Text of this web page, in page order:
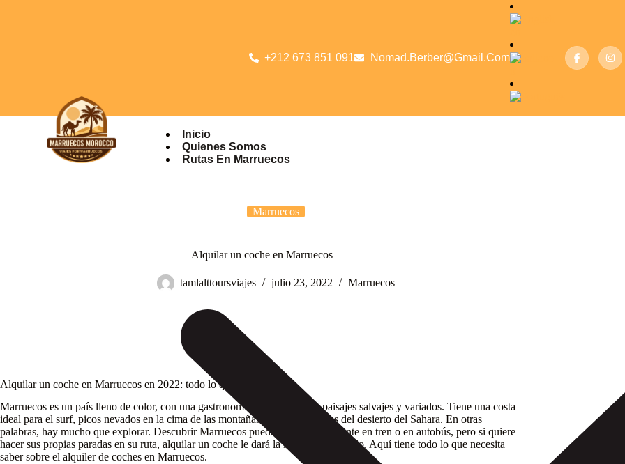
+212 673 851 091 Nomad.berber@gmail.com
Inicio
Quienes Somos
Rutas En Marruecos
Marruecos
Alquilar un coche en Marruecos
tamlalttoursviajes julio 23, 2022 Marruecos
Alquilar un coche en Marruecos en 2022: todo lo que debe saber
Marruecos es un país lleno de color, con una gastronomía sorprendente y paisajes salvajes y variados. Tiene una costa
ideal para el surf, picos nevados en la cima de las montañas del Atlas y dunas del desierto del Sahara. En otras
palabras, hay mucho que explorar. Descubrir Marruecos puede hacerse fácilmente en tren o en autobús, pero si quiere
hacer sus propias paradas en su ruta, alquilar un coche le dará la libertad de hacerlo. Aquí tiene todo lo que necesita
saber sobre el alquiler de coches en Marruecos.